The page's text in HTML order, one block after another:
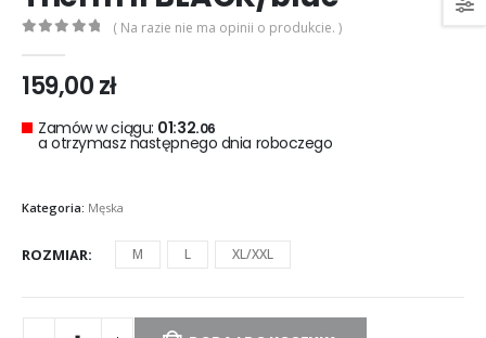
( Na razie nie ma opinii o produkcie. )
159,00zł
Zamów w ciągu: 01:32.06
a otrzymasz następnego dnia roboczego
Kategoria: Męska
ROZMIAR M L XL/XXL